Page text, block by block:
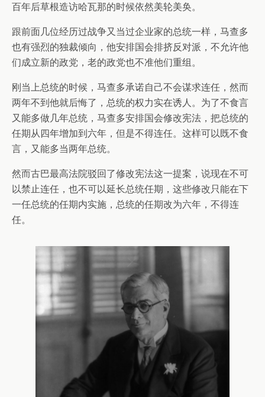
百年后草根造访哈瓦那的时候依然美轮美奂。
跟前面几位经历过战争又当过企业家的总统一样，马查多
也有强烈的独裁倾向，他安排国会排挤反对派，不允许他
们成立新的政党，老的政党也不准他们重组。
刚当上总统的时候，马查多承诺自己不会谋求连任，然而
两年不到他就后悔了，总统的权力实在诱人。为了不食言
又能多做几年总统，马查多安排国会修改宪法，把总统的
任期从四年增加到六年，但是不得连任。这样可以既不食
言，又能多当两年总统。
然而古巴最高法院驳回了修改宪法这一提案，说现在不可
以禁止连任，也不可以延长总统任期，这些修改只能在下
一任总统的任期内实施，总统的任期改为六年，不得连
任。